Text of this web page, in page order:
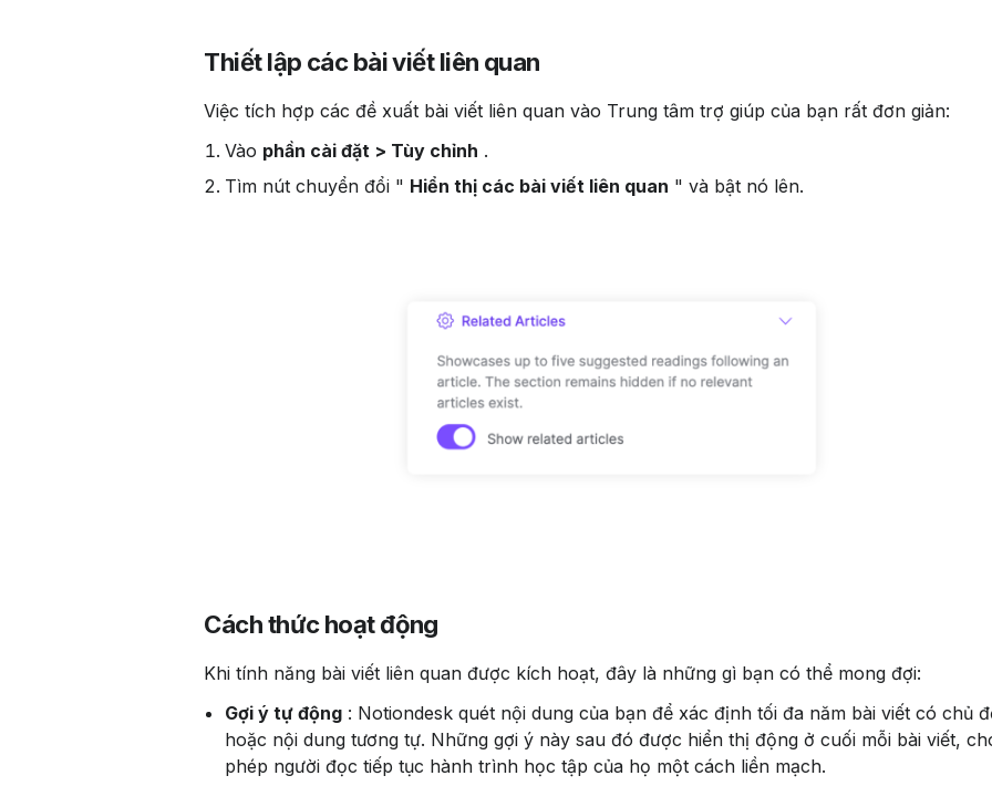
Thiết lập các bài viết liên quan
Việc tích hợp các đề xuất bài viết liên quan vào Trung tâm trợ giúp của bạn rất đơn giản:
Vào phần cài đặt > Tùy chỉnh .
Tìm nút chuyển đổi " Hiển thị các bài viết liên quan " và bật nó lên.
Cách thức hoạt động
Khi tính năng bài viết liên quan được kích hoạt, đây là những gì bạn có thể mong đợi:
Gợi ý tự động : Notiondesk quét nội dung của bạn để xác định tối đa năm bài viết có chủ
hoặc nội dung tương tự. Những gợi ý này sau đó được hiển thị động ở cuối mỗi bài viết,
phép người đọc tiếp tục hành trình học tập của họ một cách liền mạch.